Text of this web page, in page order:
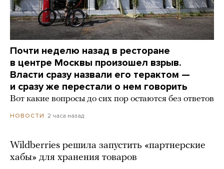
Почти неделю назад в ресторане
в центре Москвы произошел взрыв.
Власти сразу назвали его терактом —
и сразу же перестали о нем говорить
Вот какие вопросы до сих пор остаются без ответов
НОВОСТИ 2 часа назад
Wildberries решила запустить «партнерские
хабы» для хранения товаров